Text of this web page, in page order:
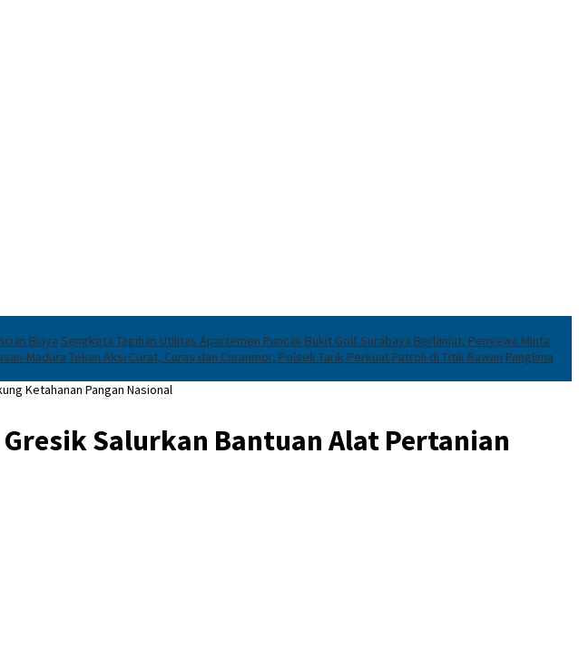
Biaya Sengketa Tagihan Utilitas Apartemen Puncak Bukit Golf Surabaya Berlanjut, Penyewa Minta
Madura Tekan Aksi Curat, Curas dan Curanmor, Polsek Tarik Perkuat Patroli di Titik Rawan Panglima
Ketahanan Pangan Nasional
Salurkan Bantuan Alat Pertanian